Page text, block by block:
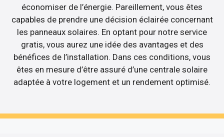
économiser de l’énergie. Pareillement, vous êtes
capables de prendre une décision éclairée concernant
les panneaux solaires. En optant pour notre service
gratis, vous aurez une idée des avantages et des
bénéfices de l’installation. Dans ces conditions, vous
êtes en mesure d’être assuré d’une centrale solaire
adaptée à votre logement et un rendement optimisé.